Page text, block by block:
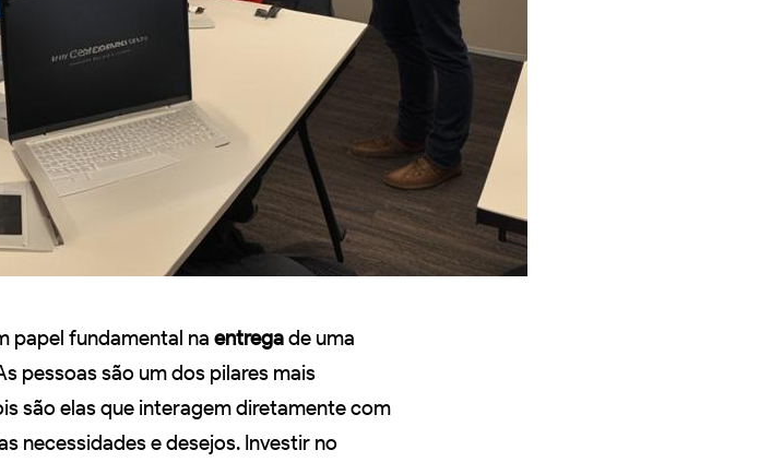
papel fundamental na entregade uma
pessoas são um dos pilares mais
são elas que interagem diretamente com
necessidades e desejos. Investir no